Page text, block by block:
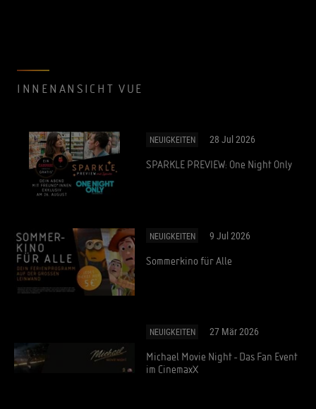
INNENANSICHT VUE
NEUIGKEITEN 28 Jul 2026
SPARKLE PREVIEW: One Night Only
NEUIGKEITEN 9 Jul 2026
Sommerkino für Alle
NEUIGKEITEN 27 Mär 2026
Michael Movie Night - Das Fan Event
im CinemaxX